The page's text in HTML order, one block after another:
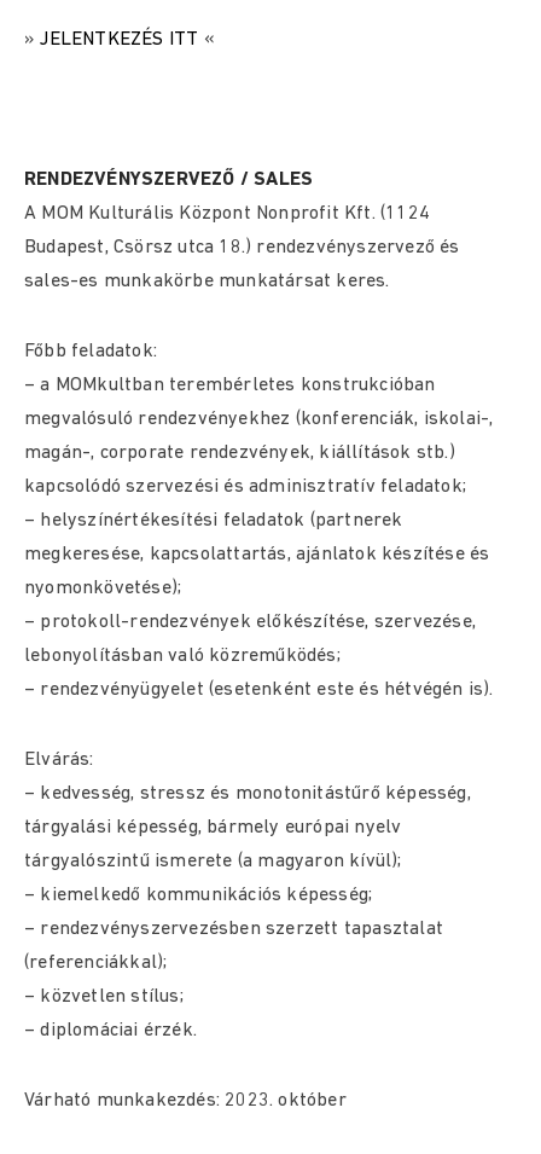
»JELENTKEZÉS ITT «
RENDEZVÉNYSZERVEZŐ / SALES
A MOM Kulturális Központ Nonprofit Kft. (1124
Budapest, Csörsz utca 18.) rendezvényszervező és
sales-es munkakörbe munkatársat keres.
Főbb feladatok:
– a MOMkultban terembérletes konstrukcióban
megvalósuló rendezvényekhez (konferenciák, iskolai-,
magán-, corporate rendezvények, kiállítások stb.)
kapcsolódó szervezési és adminisztratív feladatok;
– helyszínértékesítési feladatok (partnerek
megkeresése, kapcsolattartás, ajánlatok készítése és
nyomonkövetése);
– protokoll-rendezvények előkészítése, szervezése,
lebonyolításban való közreműködés;
– rendezvényügyelet (esetenként este és hétvégén is).
Elvárás:
– kedvesség, stressz és monotonitástűrő képesség,
tárgyalási képesség, bármely európai nyelv
tárgyalószintű ismerete (a magyaron kívül);
– kiemelkedő kommunikációs képesség;
– rendezvényszervezésben szerzett tapasztalat
(referenciákkal);
– közvetlen stílus;
– diplomáciai érzék.
Várható munkakezdés: 2023. október